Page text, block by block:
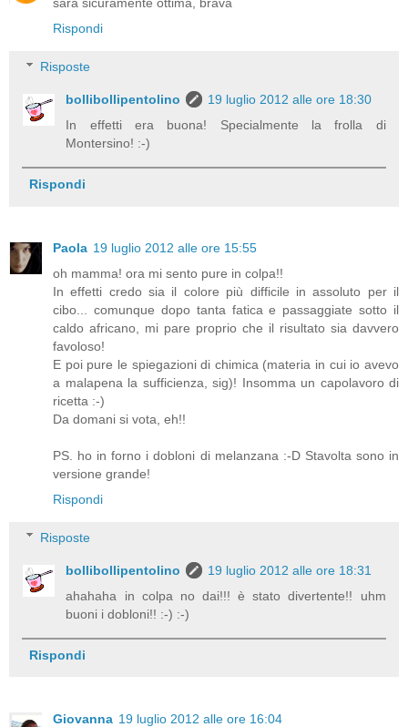
sarà sicuramente ottima, brava
Rispondi
Risposte
bollibollipentolino
19 luglio 2012 alle ore 18:30
In effetti era buona! Specialmente la frolla di
Montersino! :-)
Rispondi
Paola 19 luglio 2012 alle ore 15:55
oh mamma! ora mi sento pure in colpa!!
In effetti credo sia il colore più difficile in assoluto per il
cibo... comunque dopo tanta fatica e passaggiate sotto il
caldo africano, mi pare proprio che il risultato sia davvero
favoloso!
E poi pure le spiegazioni di chimica (materia in cui io avevo
a malapena la sufficienza, sig)! Insomma un capolavoro di
ricetta :-)
Da domani si vota, eh!!
PS. ho in forno i dobloni di melanzana :-D Stavolta sono in
versione grande!
Rispondi
Risposte
bollibollipentolino
19 luglio 2012 alle ore 18:31
ahahaha in colpa no dai!!! è stato divertente!! uhm
buoni i dobloni!! :-) :-)
Rispondi
Giovanna 19 luglio 2012 alle ore 16:04